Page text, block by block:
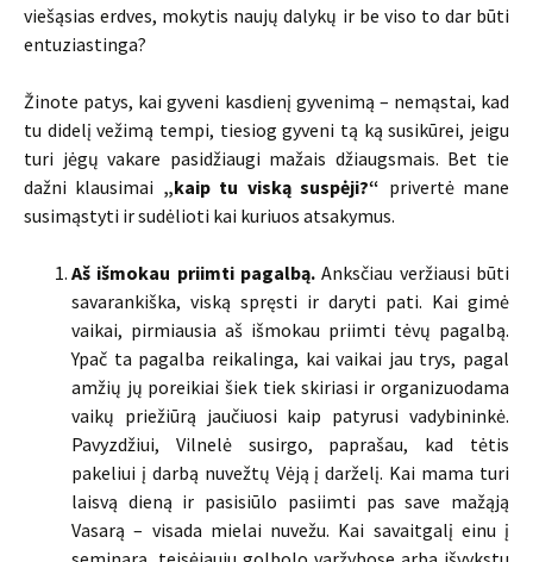
viešąsias erdves, mokytis naujų dalykų ir be viso to dar būti
entuziastinga?
Žinote patys, kai gyveni kasdienį gyvenimą – nemąstai, kad
tu didelį vežimą tempi, tiesiog gyveni tą ką susikūrei, jeigu
turi jėgų vakare pasidžiaugi mažais džiaugsmais. Bet tie
dažni klausimai „kaip tu viską suspėji?“ privertė mane
susimąstyti ir sudėlioti kai kuriuos atsakymus.
Aš išmokau priimti pagalbą. Anksčiau veržiausi būti
savarankiška, viską spręsti ir daryti pati. Kai gimė
vaikai, pirmiausia aš išmokau priimti tėvų pagalbą.
Ypač ta pagalba reikalinga, kai vaikai jau trys, pagal
amžių jų poreikiai šiek tiek skiriasi ir organizuodama
vaikų priežiūrą jaučiuosi kaip patyrusi vadybininkė.
Pavyzdžiui, Vilnelė susirgo, paprašau, kad tėtis
pakeliui į darbą nuvežtų Vėją į darželį. Kai mama turi
laisvą dieną ir pasisiūlo pasiimti pas save mažąją
Vasarą – visada mielai nuvežu. Kai savaitgalį einu į